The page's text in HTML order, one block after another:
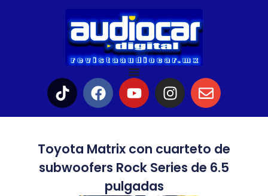
Toyota Matrix con cuarteto de
subwoofers Rock Series de 6.5
pulgadas